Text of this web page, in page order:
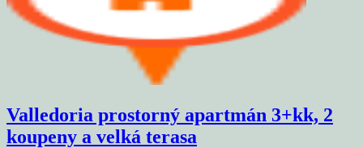
Valledoria prostorný apartmán 3+kk, 2
koupeny a velká terasa